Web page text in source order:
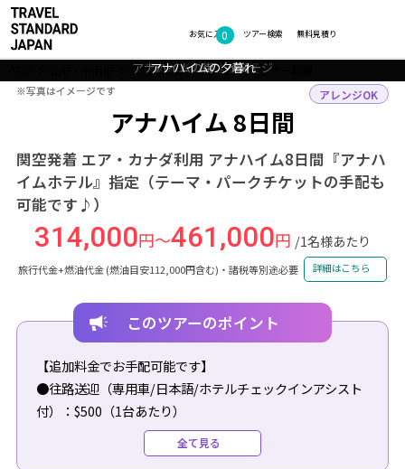
お気に入り
0 無料見積り
ツアー検索
アメリカ アナハイム ツアー詳細
アナハイム 8日間
関空発着 エア・カナダ利用 アナハイム8日間『アナハ
イムホテル』指定（テーマ・パークチケットの手配も
可能です♪）
アレンジOK
314,000円～461,000円 /1名様あたり
旅行代金+燃油代金 (燃油目安112,000円含む)・諸税等別途必要 詳細はこちら
カリフォルニアの空
アナハイムへようこそ
アナハイムの街 イメージ
アナハイムの夕暮れ
フォトギャラリー
※写真はイメージです
※写真はイメージです
このツアーのポイント
【追加料金でお手配可能です】
●往路送迎（専用車/日本語/ホテルチェックインアシスト
付）：$500（1台あたり）
●復路送迎（専用車/日本語/空港チェックインアシスト
付）：$490（1台あたり）
全て見る